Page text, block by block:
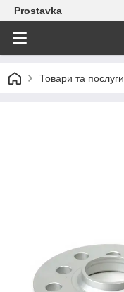
Prostavka
Товари та послуги